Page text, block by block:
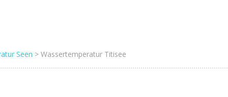
Seen > Wassertemperatur Titisee